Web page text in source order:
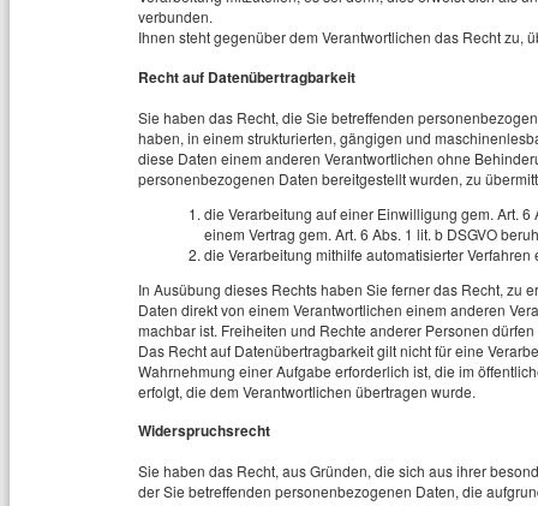
verbunden.
Ihnen steht gegenüber dem Verantwortlichen das Recht zu,
Recht auf Datenübertragbarkeit
Sie haben das Recht, die Sie betreffenden
haben, in einem strukturierten, gängigen und
diese Daten einem anderen Verantwortlichen ohne
personenbezogenen Daten bereitgestellt wurden, zu
die Verarbeitung auf einer Einwilligung gem. Art. 6
einem Vertrag gem. Art. 6 Abs. 1 lit. b DSGVO
die Verarbeitung mithilfe automatisierter Verfahren
In Ausübung dieses Rechts haben Sie ferner das Recht, zu
Daten direkt von einem Verantwortlichen einem anderen
machbar ist. Freiheiten und Rechte anderer Personen
Das Recht auf Datenübertragbarkeit gilt nicht für eine
Wahrnehmung einer Aufgabe erforderlich ist, die im
erfolgt, die dem Verantwortlichen übertragen wurde.
Widerspruchsrecht
Sie haben das Recht, aus Gründen, die sich aus ihrer
der Sie betreffenden personenbezogenen Daten, die